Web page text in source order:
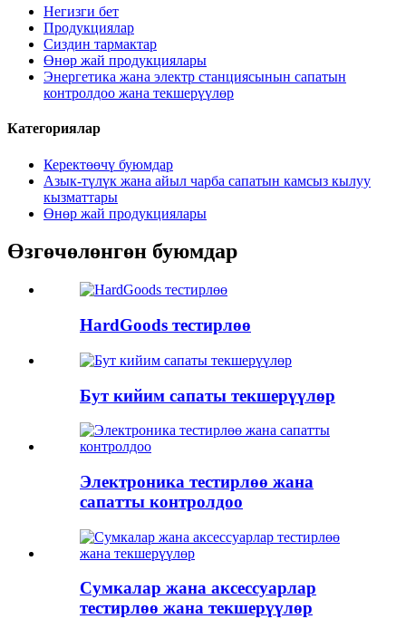
Негизги бет
Продукциялар
Сиздин тармактар
Өнөр жай продукциялары
Энергетика жана электр станциясынын сапатын
контролдоо жана текшерүүлөр
Категориялар
Керектөөчү буюмдар
Азык-түлүк жана айыл чарба сапатын камсыз кылуу
кызматтары
Өнөр жай продукциялары
Өзгөчөлөнгөн буюмдар
HardGoods тестирлөө
Бут кийим сапаты текшерүүлөр
Электроника тестирлөө жана
сапатты контролдоо
Сумкалар жана аксессуарлар
тестирлөө жана текшерүүлөр